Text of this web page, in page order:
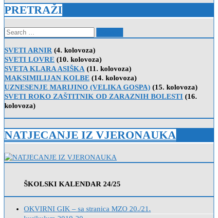
PRETRAŽI
Search
for:
SVETI ARNIR (4. kolovoza)
SVETI LOVRE (10. kolovoza)
SVETA KLARA ASIŠKA (11. kolovoza)
MAKSIMILIJAN KOLBE (14. kolovoza)
UZNESENJE MARIJINO (VELIKA GOSPA) (15. kolovoza)
SVETI ROKO ZAŠTITNIK OD ZARAZNIH BOLESTI (16.
kolovoza)
NATJECANJE IZ VJERONAUKA
ŠKOLSKI KALENDAR 24/25
OKVIRNI GIK – sa stranica MZO 20./21.